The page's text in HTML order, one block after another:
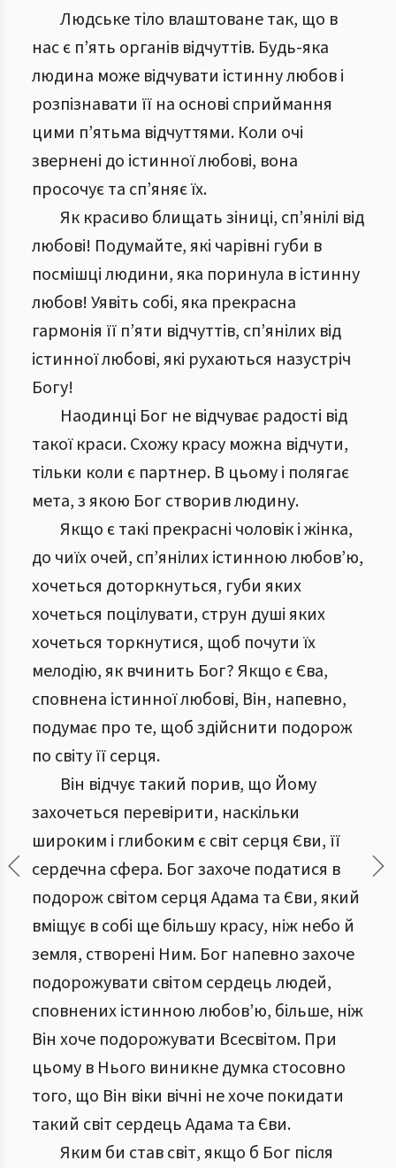
Людське тіло влаштоване так, що в
нас є п’ять органів відчуттів. Будь-яка
людина може відчувати істинну любов і
розпізнавати її на основі сприймання
цими п’ятьма відчуттями. Коли очі
звернені до істинної любові, вона
просочує та сп’яняє їх.
Як красиво блищать зіниці, сп’янілі від
любові! Подумайте, які чарівні губи в
посмішці людини, яка поринула в істинну
любов! Уявіть собі, яка прекрасна
гармонія її п’яти відчуттів, сп’янілих від
істинної любові, які рухаються назустріч
Богу!
Наодинці Бог не відчуває радості від
такої краси. Схожу красу можна відчути,
тільки коли є партнер. В цьому і полягає
мета, з якою Бог створив людину.
Якщо є такі прекрасні чоловік і жінка,
до чиїх очей, сп’янілих істинною любов’ю,
хочеться доторкнуться, губи яких
хочеться поцілувати, струн душі яких
хочеться торкнутися, щоб почути їх
мелодію, як вчинить Бог? Якщо є Єва,
сповнена істинної любові, Він, напевно,
подумає про те, щоб здійснити подорож
по світу її серця.
Він відчує такий порив, що Йому
захочеться перевірити, наскільки
широким і глибоким є світ серця Єви, її
сердечна сфера. Бог захоче податися в
подорож світом серця Адама та Єви, який
вміщує в собі ще більшу красу, ніж небо й
земля, створені Ним. Бог напевно захоче
подорожувати світом сердець людей,
сповнених істинною любов’ю, більше, ніж
Він хоче подорожувати Всесвітом. При
цьому в Нього виникне думка стосовно
того, що Він віки вічні не хоче покидати
такий світ сердець Адама та Єви.
Яким би став світ, якщо б Бог після